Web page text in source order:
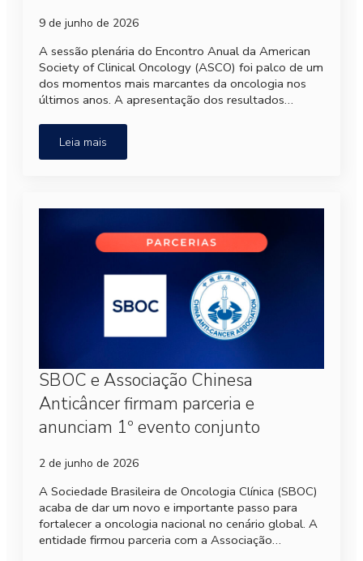
9 de junho de 2026
A sessão plenária do Encontro Anual da American
Society of Clinical Oncology (ASCO) foi palco de um
dos momentos mais marcantes da oncologia nos
últimos anos. A apresentação dos resultados…
Leia mais
SBOC e Associação Chinesa
Anticâncer firmam parceria e
anunciam 1º evento conjunto
2 de junho de 2026
A Sociedade Brasileira de Oncologia Clínica (SBOC)
acaba de dar um novo e importante passo para
fortalecer a oncologia nacional no cenário global. A
entidade firmou parceria com a Associação…